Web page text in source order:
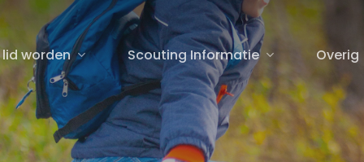
lid worden Scouting Informatie Overig